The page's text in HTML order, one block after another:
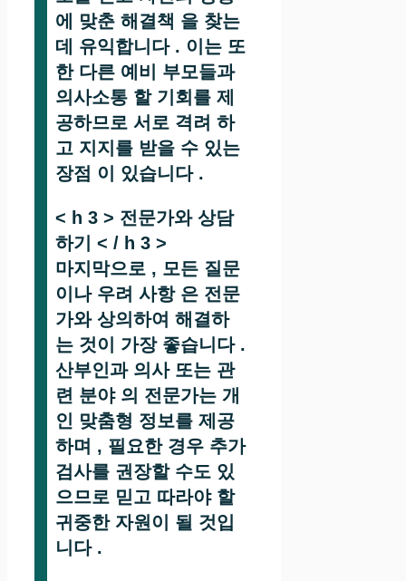
에 맞춘 해결책 을 찾는
데 유익합니다 . 이는 또
한 다른 예비 부모들과
의사소통 할 기회를 제
공하므로 서로 격려 하
고 지지를 받을 수 있는
장점 이 있습니다 .
< h 3 > 전문가와 상담
하기 < / h 3 >
마지막으로 , 모든 질문
이나 우려 사항 은 전문
가와 상의하여 해결하
는 것이 가장 좋습니다 .
산부인과 의사 또는 관
련 분야 의 전문가는 개
인 맞춤형 정보를 제공
하며 , 필요한 경우 추가
검사를 권장할 수도 있
으므로 믿고 따라야 할
귀중한 자원이 될 것입
니다 .